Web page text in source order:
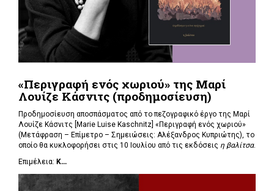
«Περιγραφή ενός χωριού» της Μαρί
Λουίζε Κάσνιτς (προδημοσίευση)
Προδημοσίευση αποσπάσματος από το πεζογραφικό έργο της Μαρί
Λουίζε Κάσνιτς [Marie Luise Kaschnitz] «Περιγραφή ενός χωριού»
(Μετάφραση – Επίμετρο – Σημειώσεις: Αλέξανδρος Κυπριώτης), το
οποίο θα κυκλοφορήσει στις 10 Ιουλίου από τις εκδόσεις η βαλίτσα.
Επιμέλεια: Κ...